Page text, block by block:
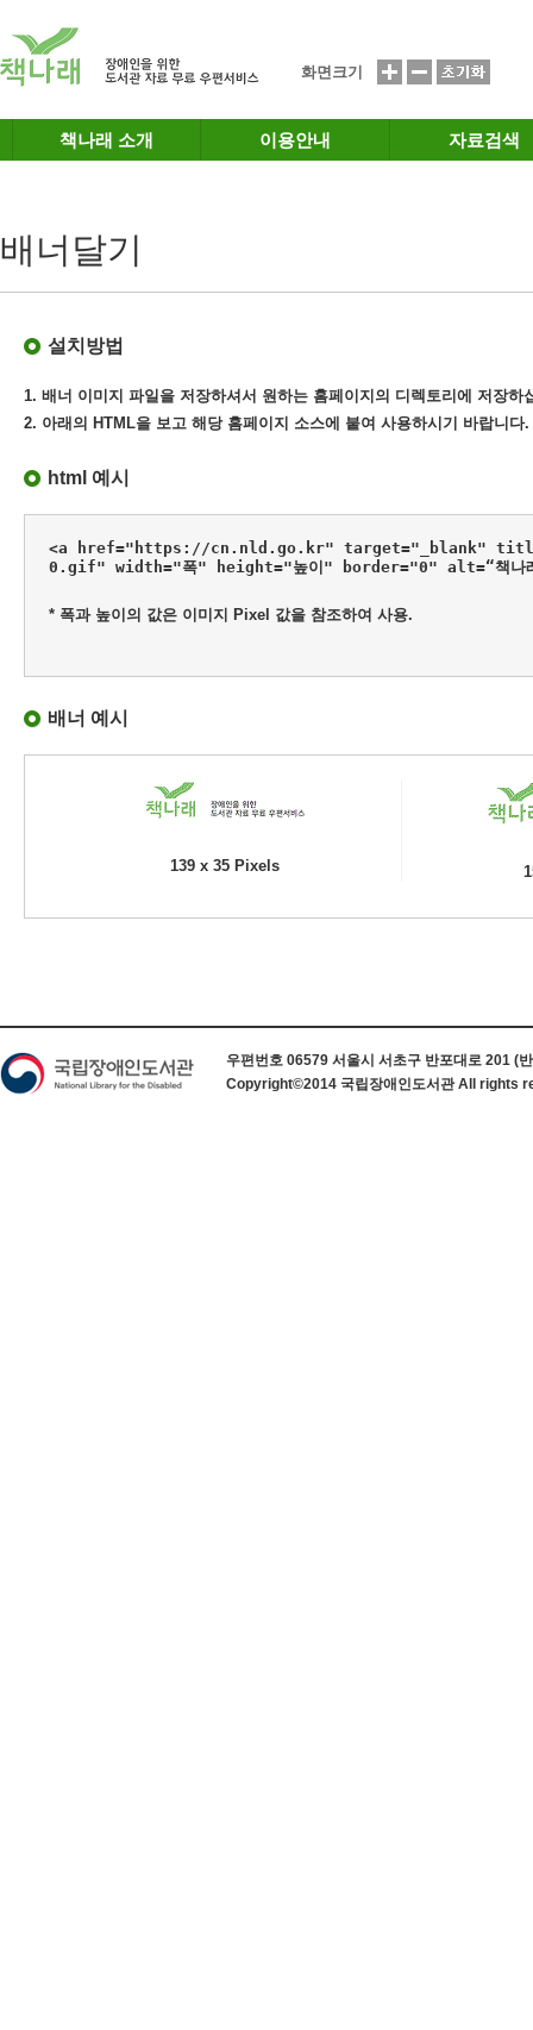
화면크기
책나래 소개 이용안내 자료검색
배너달기
설치방법
1. 배너 이미지 파일을 저장하셔서 원하는 홈페이지의 디렉토리에 저장하
2. 아래의 HTML을 보고 해당 홈페이지 소스에 붙여 사용하시기 바랍니다.
html 예시
<a href="https://cn.nld.go.kr" target="_blank"
0.gif" width="폭" height="높이" border="0" alt=“책나래
* 폭과 높이의 값은 이미지 Pixel 값을 참조하여 사용.
배너 예시
139 x 35 Pixels
우편번호 06579 서울시 서초구 반포대로 201 (
Copyright©2014 국립장애인도서관 All rights